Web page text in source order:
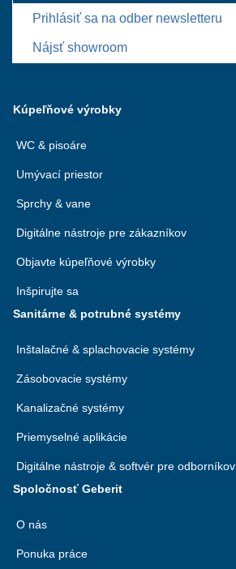
Prihlásiť sa na odber newsletteru
Nájsť showroom
Kúpeľňové výrobky
WC & pisoáre
Umývací priestor
Sprchy & vane
Digitálne nástroje pre zákazníkov
Objavte kúpeľňové výrobky
Inšpirujte sa
Sanitárne & potrubné systémy
Inštalačné & splachovacie systémy
Zásobovacie systémy
Kanalizačné systémy
Priemyselné aplikácie
Digitálne nástroje & softvér pre odborníkov
Spoločnosť Geberit
O nás
Ponuka práce